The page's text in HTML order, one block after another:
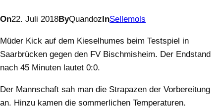
On22. Juli 2018ByQuandozInSellemols
Müder Kick auf dem Kieselhumes beim Testspiel in
Saarbrücken gegen den FV Bischmisheim. Der Endstand
nach 45 Minuten lautet 0:0.
Der Mannschaft sah man die Strapazen der Vorbereitung
an. Hinzu kamen die sommerlichen Temperaturen.